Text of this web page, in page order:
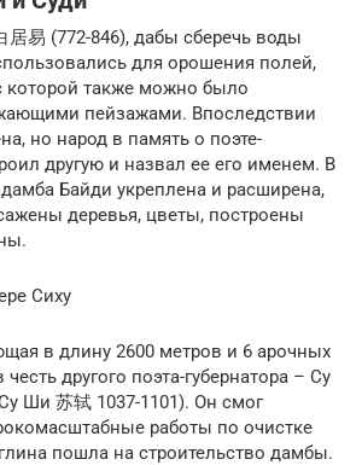
易 (772-846), дабы сберечь воды
для орошения полей,
которой также можно было
пейзажами. Впоследствии
но народ в память о поэте-
другую и назвал ее его именем. В
Байди укреплена и расширена,
деревья, цветы, построены
Сиху
в длину 2600 метров и 6 арочных
другого поэта-губернатора – Су
Ши 苏轼 1037-1101). Он смог
работы по очистке
пошла на строительство дамбы.